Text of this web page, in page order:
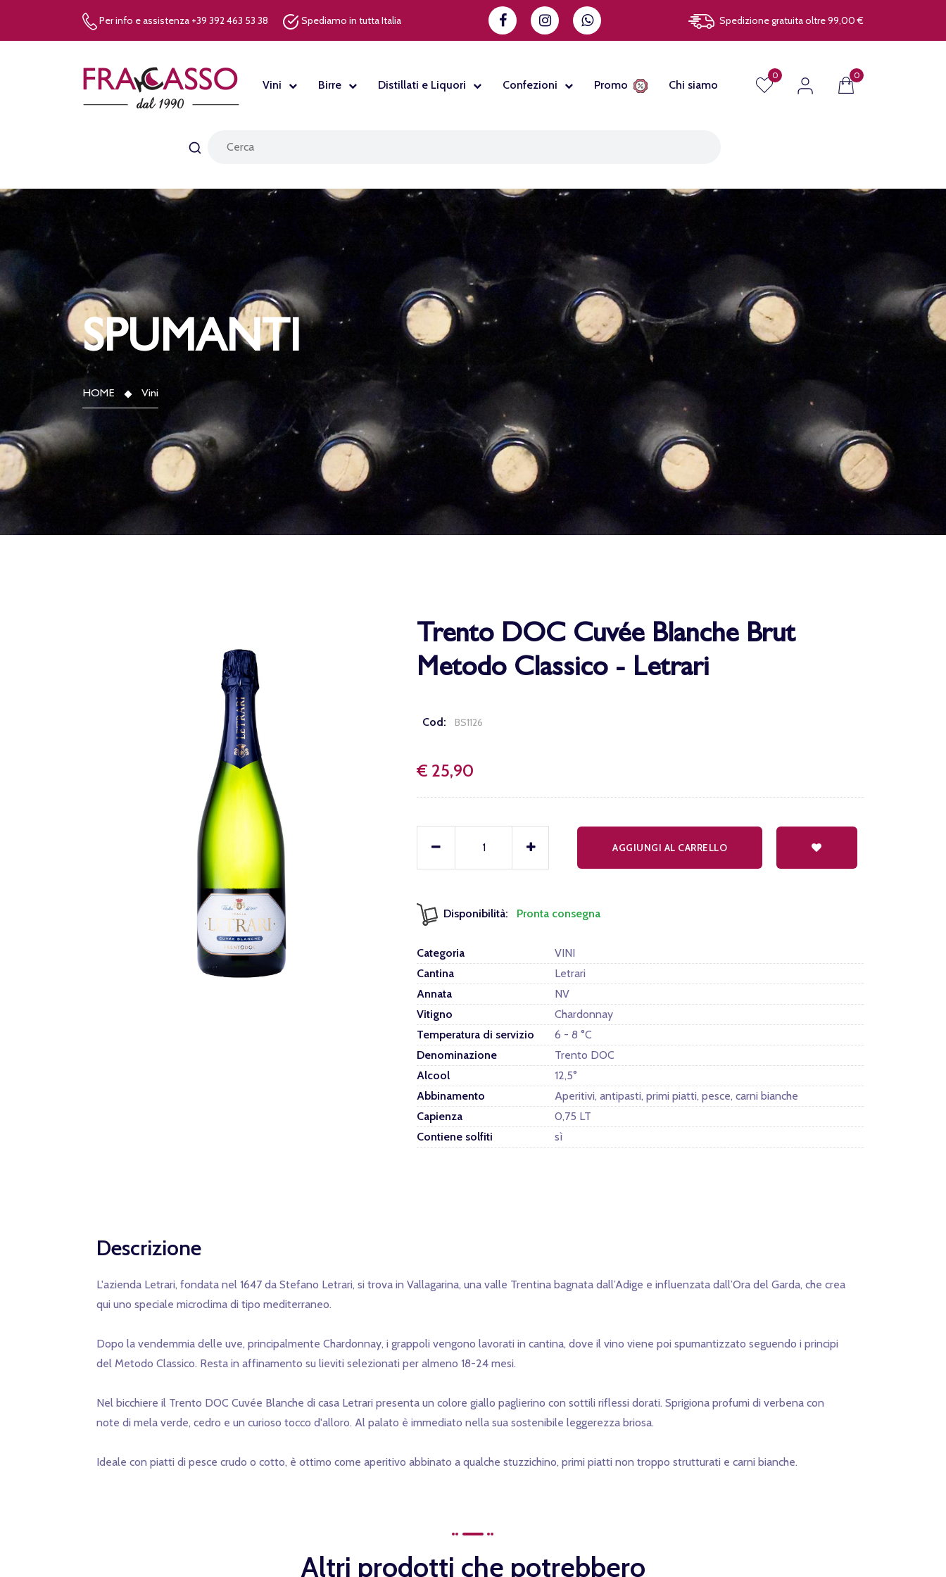
Per info e assistenza +39 392 463 53 38 Spediamo in tutta Italia Spedizione gratuita oltre 99,00 €
Vini Birre Distillati e Liquori Confezioni Promo Chi siamo
0 0
SPUMANTI
HOME Vini
Trento DOC Cuvée Blanche Brut
Metodo Classico - Letrari
Cod: BS1126
€ 25,90
AGGIUNGI AL CARRELLO
Disponibilità: Pronta consegna
Categoria
VINI
Cantina
Letrari
Annata
NV
Vitigno
Chardonnay
Temperatura di servizio
6 - 8 °C
Denominazione
Trento DOC
Alcool
12,5°
Abbinamento
Aperitivi, antipasti, primi piatti, pesce, carni bianche
Capienza
0,75 LT
Contiene solfiti
sì
Descrizione
L'azienda Letrari, fondata nel 1647 da Stefano Letrari, si trova in Vallagarina, una valle Trentina bagnata dall’Adige e influenzata dall’Ora del Garda, che crea
qui uno speciale microclima di tipo mediterraneo.
Dopo la vendemmia delle uve, principalmente Chardonnay, i grappoli vengono lavorati in cantina, dove il vino viene poi spumantizzato seguendo i principi
del Metodo Classico. Resta in affinamento su lieviti selezionati per almeno 18-24 mesi.
Nel bicchiere il Trento DOC Cuvée Blanche di casa Letrari presenta un colore giallo paglierino con sottili riflessi dorati. Sprigiona profumi di verbena con
note di mela verde, cedro e un curioso tocco d'alloro. Al palato è immediato nella sua sostenibile leggerezza briosa.
Ideale con piatti di pesce crudo o cotto, è ottimo come aperitivo abbinato a qualche stuzzichino, primi piatti non troppo strutturati e carni bianche.
Altri prodotti che potrebbero